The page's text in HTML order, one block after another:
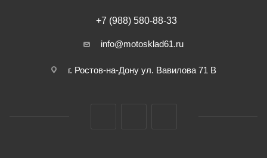
+7 (988) 580-88-33
info@motosklad61.ru
г. Ростов-на-Дону ул. Вавилова 71 В